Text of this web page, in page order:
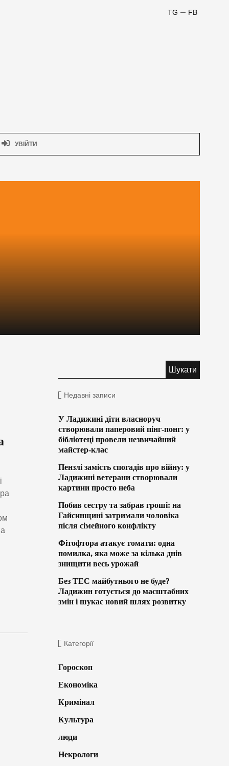
FB
TG
УВІЙТИ
Недавні записи
У Ладижині діти власноруч
створювали паперовий пінг-понг: у
бібліотеці провели незвичайний
майстер-клас
Пензлі замість спогадів про війну: у
Ладижині ветерани створювали
картини просто неба
Побив сестру та забрав гроші: на
Гайсинщині затримали чоловіка
після сімейного конфлікту
Фітофтора атакує томати: одна
помилка, яка може за кілька днів
знищити весь урожай
Без ТЕС майбутнього не буде?
Ладижин готується до масштабних
змін і шукає новий шлях розвитку
Категорії
Гороскоп
Економіка
Кримінал
Культура
люди
Некрологи